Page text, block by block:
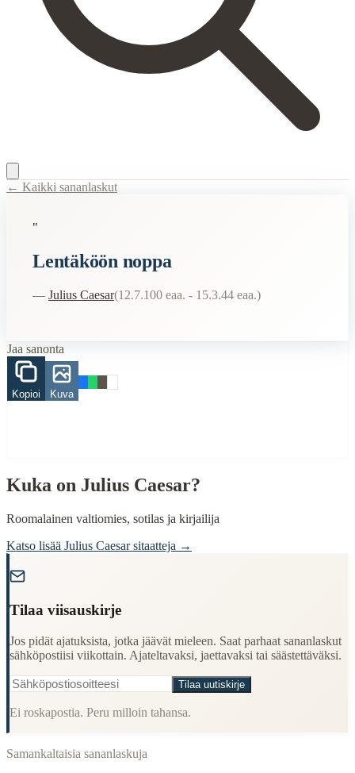
Semantic Themes
Filosofiset
Finding Finnish proverbs about specific topics
Understanding Finnish cultural wisdom
Learning Finnish language through proverbs
Finding quotes for speeches or writing
Origin:Finland
Period:Traditional folk wisdom
← Kaikki sananlaskut
"
Lentäköön noppa
— Julius Caesar(12.7.100 eaa. - 15.3.44 eaa.)
Jaa sanonta
Kopioi Kuva
Kuka on Julius Caesar?
Roomalainen valtiomies, sotilas ja kirjailija
Katso lisää Julius Caesarsitaatteja →
Tilaa viisauskirje
Jos pidät ajatuksista, jotka jäävät mieleen. Saat parhaat sananlaskut
sähköpostiisi viikottain. Ajateltavaksi, jaettavaksi tai säästettäväksi.
Tilaa uutiskirje
Ei roskapostia. Peru milloin tahansa.
Samankaltaisia sananlaskuja